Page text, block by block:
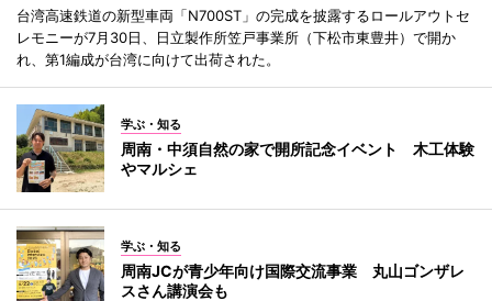
台湾高速鉄道の新型車両「N700ST」の完成を披露するロールアウトセ
レモニーが7月30日、日立製作所笠戸事業所（下松市東豊井）で開か
れ、第1編成が台湾に向けて出荷された。
学ぶ・知る
周南・中須自然の家で開所記念イベント 木工体験
やマルシェ
学ぶ・知る
周南JCが青少年向け国際交流事業 丸山ゴンザレ
スさん講演会も